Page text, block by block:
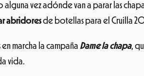
alguna vez adónde van a parar las
abridoresde botellas para el Cruilla
marcha la campaña Dame la chapa,
vida.